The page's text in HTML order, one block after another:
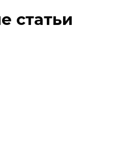
статьи